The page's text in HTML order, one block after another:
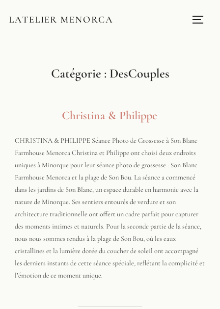
LATELIER MENORCA
Catégorie : DesCouples
Christina & Philippe
CHRISTINA & PHILIPPE Séance Photo de Grossesse à Son Blanc
Farmhouse Menorca Christina et Philippe ont choisi deux endroits
uniques à Minorque pour leur séance photo de grossesse : Son Blanc
Farmhouse Menorca et la plage de Son Bou. La séance a commencé
dans les jardins de Son Blanc, un espace durable en harmonie avec la
nature de Minorque. Ses sentiers entourés de verdure et son
architecture traditionnelle ont offert un cadre parfait pour capturer
des moments intimes et naturels. Pour la seconde partie de la séance,
nous nous sommes rendus à la plage de Son Bou, où les eaux
cristallines et la lumière dorée du coucher de soleil ont accompagné
les derniers instants de cette séance spéciale, reflétant la complicité et
l’émotion de ce moment unique.